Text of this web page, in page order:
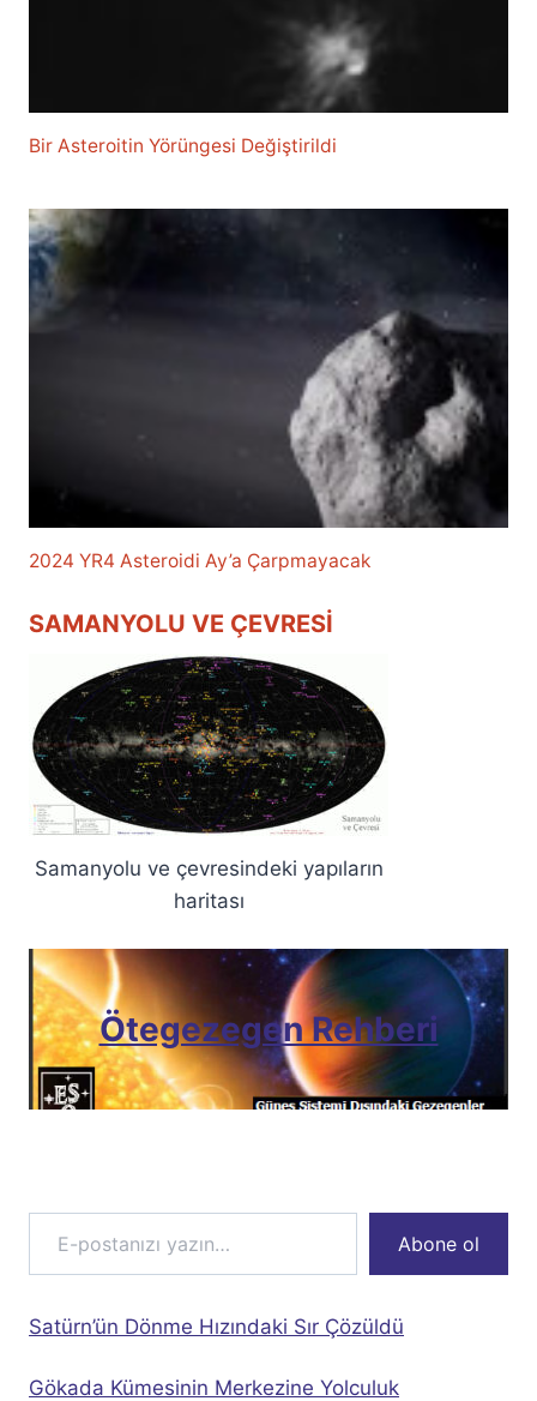
Bir Asteroitin Yörüngesi Değiştirildi
2024 YR4 Asteroidi Ay’a Çarpmayacak
SAMANYOLU VE ÇEVRESI
Samanyolu ve çevresindeki yapıların
haritası
Ötegezegen Rehberi
E-postanızı yazın…
Abone ol
Satürn’ün Dönme Hızındaki Sır Çözüldü
Gökada Kümesinin Merkezine Yolculuk